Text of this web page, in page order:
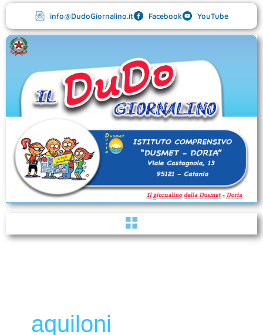
contenuto
info@DudoGiornalino.it Facebook YouTube
Menu
aquiloni